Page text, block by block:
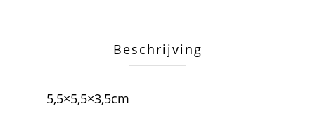
Beschrijving
5,5×5,5×3,5cm